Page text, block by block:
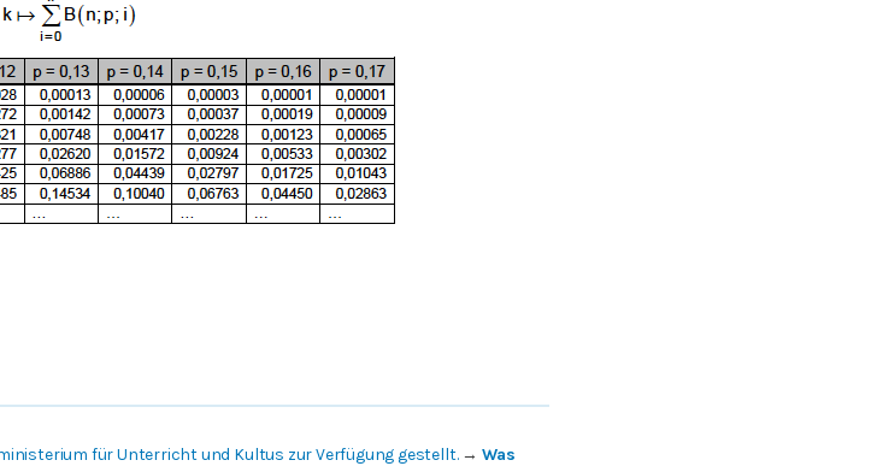
für Unterricht und Kultus zur Verfügung gestellt.→ Was